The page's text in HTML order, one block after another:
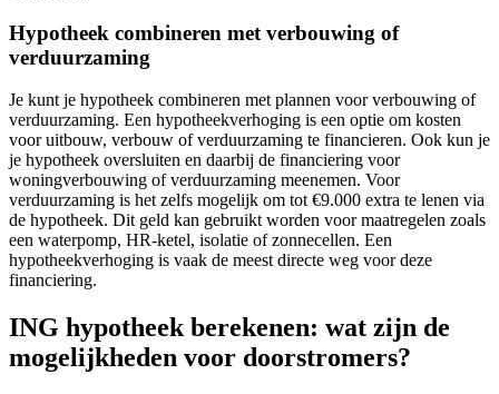
Hypotheek combineren met verbouwing of
verduurzaming
Je kunt je hypotheek combineren met plannen voor verbouwing of
verduurzaming. Een hypotheekverhoging is een optie om kosten
voor uitbouw, verbouw of verduurzaming te financieren. Ook kun je
je hypotheek oversluiten en daarbij de financiering voor
woningverbouwing of verduurzaming meenemen. Voor
verduurzaming is het zelfs mogelijk om tot €9.000 extra te lenen via
de hypotheek. Dit geld kan gebruikt worden voor maatregelen zoals
een waterpomp, HR-ketel, isolatie of zonnecellen. Een
hypotheekverhoging is vaak de meest directe weg voor deze
financiering.
ING hypotheek berekenen: wat zijn de
mogelijkheden voor doorstromers?